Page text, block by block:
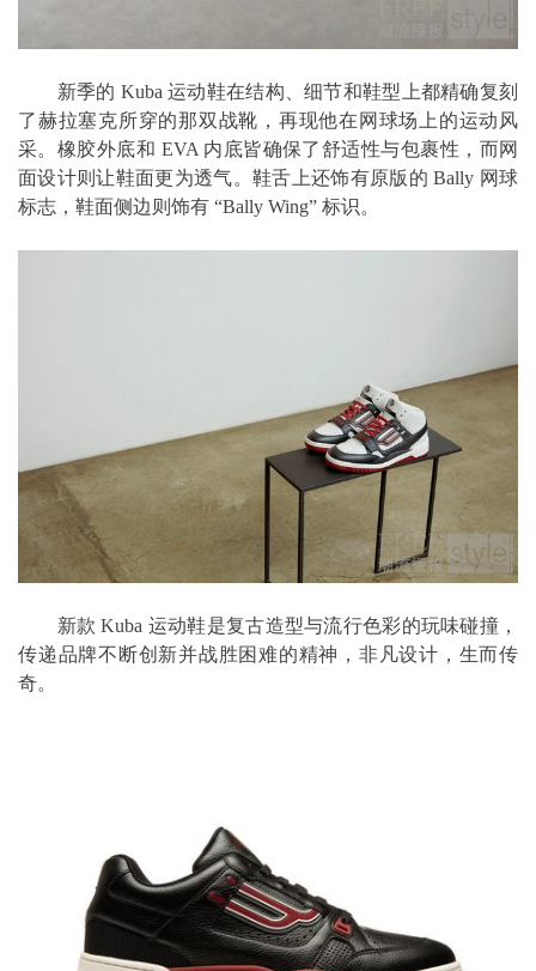
新季的 Kuba 运动鞋在结构、细节和鞋型上都精确复刻
了赫拉塞克所穿的那双战靴，再现他在网球场上的运动风
采。橡胶外底和 EVA 内底皆确保了舒适性与包裹性，而网
面设计则让鞋面更为透气。鞋舌上还饰有原版的 Bally 网球
标志，鞋面侧边则饰有 “Bally Wing” 标识。
新款 Kuba 运动鞋是复古造型与流行色彩的玩味碰撞，
传递品牌不断创新并战胜困难的精神，非凡设计，生而传
奇。